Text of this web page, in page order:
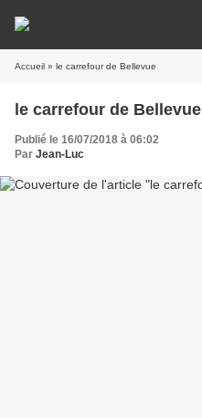
Accueil » le carrefour de Bellevue
le carrefour de Bellevue
Publié le 16/07/2018 à 06:02
Par Jean-Luc